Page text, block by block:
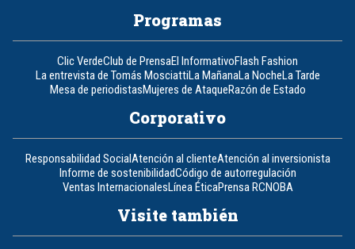
Programas
Clic VerdeClub de PrensaEl InformativoFlash Fashion
La entrevista de Tomás MosciattiLa MañanaLa NocheLa Tarde
Mesa de periodistasMujeres de AtaqueRazón de Estado
Corporativo
Responsabilidad SocialAtención al clienteAtención al inversionista
Informe de sostenibilidadCódigo de autorregulación
Ventas InternacionalesLínea ÉticaPrensa RCNOBA
Visite también